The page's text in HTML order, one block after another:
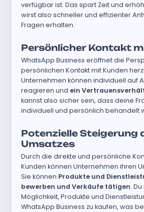
verfügbar ist. Das spart Zeit und
wirst also schneller und effizienter
Fragen erhalten.
Persönlicher Kontakt
WhatsApp Business eröffnet die
persönlichen Kontakt mit Kunden
Unternehmen können individuell auf
reagieren und ein
kannst also sicher sein, dass deine
individuell und persönlich behandelt
Potenzielle Steigerung
Umsatzes
Durch die direkte und persönliche
Kunden können Unternehmen ihren
Sie können Produkte und
bewerben und Verkäufe tätigen.
Möglichkeit, Produkte und
WhatsApp Business zu kaufen, was